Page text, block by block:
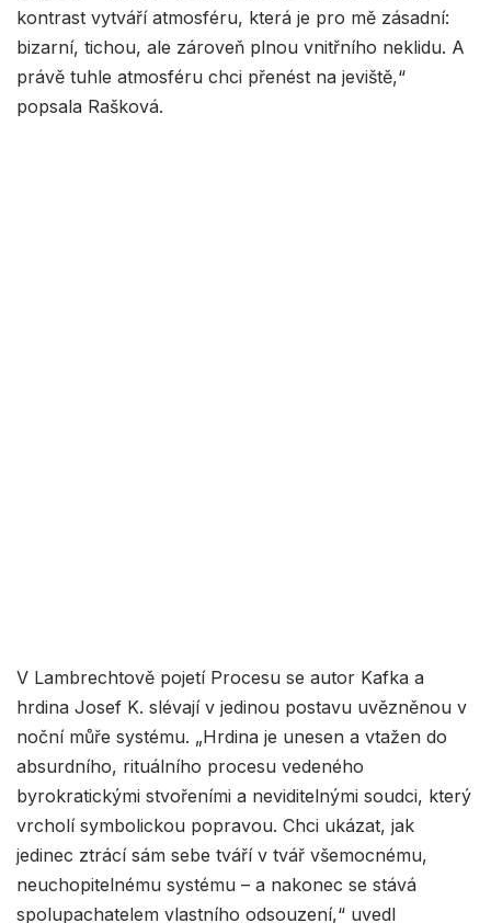
kontrast vytváří atmosféru, která je pro mě zásadní:
bizarní, tichou, ale zároveň plnou vnitřního neklidu. A
právě tuhle atmosféru chci přenést na jeviště,“
popsala Rašková.
V Lambrechtově pojetí Procesu se autor Kafka a
hrdina Josef K. slévají v jedinou postavu uvězněnou v
noční můře systému. „Hrdina je unesen a vtažen do
absurdního, rituálního procesu vedeného
byrokratickými stvořeními a neviditelnými soudci, který
vrcholí symbolickou popravou. Chci ukázat, jak
jedinec ztrácí sám sebe tváří v tvář všemocnému,
neuchopitelnému systému – a nakonec se stává
spolupachatelem vlastního odsouzení,“ uvedl